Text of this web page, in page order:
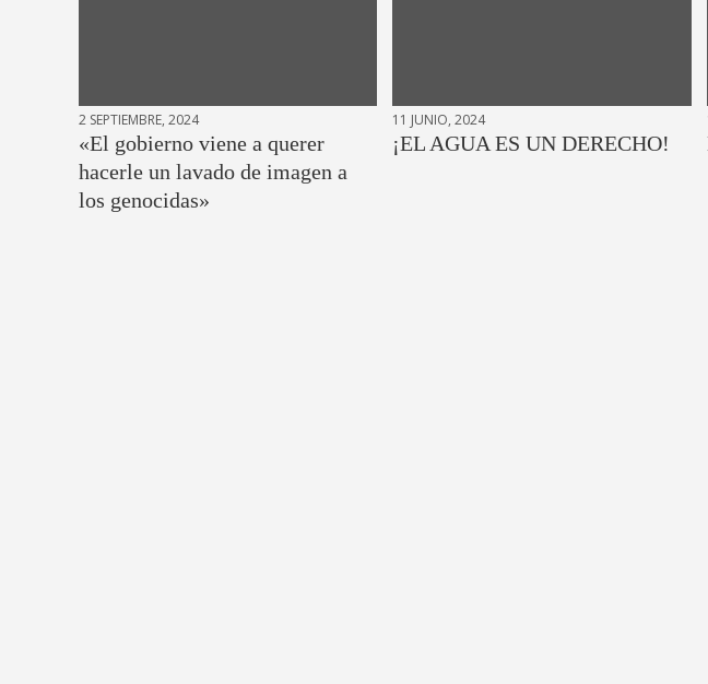
2 SEPTIEMBRE, 2024
«El gobierno viene a querer
hacerle un lavado de imagen a
los genocidas»
11 JUNIO, 2024
¡EL AGUA ES UN DERECHO!